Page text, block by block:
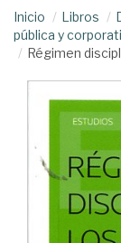
Inicio Libros
pública y
Régimen